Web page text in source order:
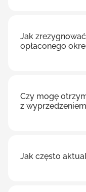
Jak
opłaconego
Czy mogę
z
Jak często